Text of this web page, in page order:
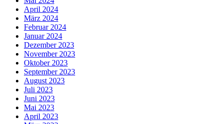
April 2024
März 2024
Februar 2024
Januar 2024
Dezember 2023
November 2023
Oktober 2023
September 2023
August 2023
Juli 2023
Juni 2023
Mai 2023
April 2023